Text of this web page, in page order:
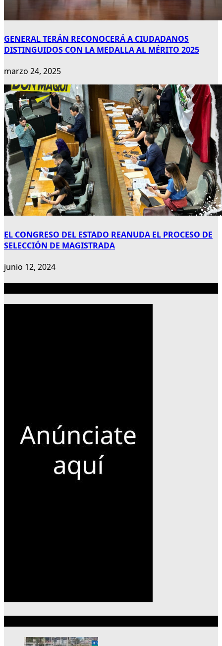
GENERAL TERÁN RECONOCERÁ A CIUDADANOS
DISTINGUIDOS CON LA MEDALLA AL MÉRITO 2025
marzo 24, 2025
EL CONGRESO DEL ESTADO REANUDA EL PROCESO DE
SELECCIÓN DE MAGISTRADA
junio 12, 2024